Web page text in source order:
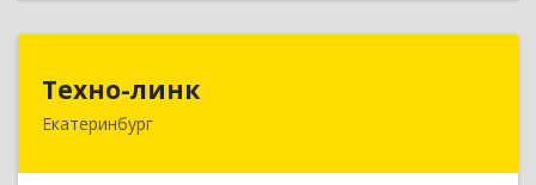
Техно-линк
Екатеринбург
620000, Свердловская обл, Екатеринбург г,